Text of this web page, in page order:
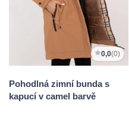
0,0(0)
Pohodlná zimní bunda s
kapucí v camel barvě